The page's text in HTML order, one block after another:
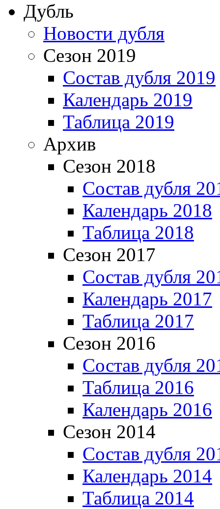
Дубль
Новости дубля
Сезон 2019
Состав дубля 2019
Календарь 2019
Таблица 2019
Архив
Сезон 2018
Состав дубля
Календарь 2018
Таблица 2018
Сезон 2017
Состав дубля
Календарь 2017
Таблица 2017
Сезон 2016
Состав дубля
Таблица 2016
Календарь 2016
Сезон 2014
Состав дубля
Календарь 2014
Таблица 2014